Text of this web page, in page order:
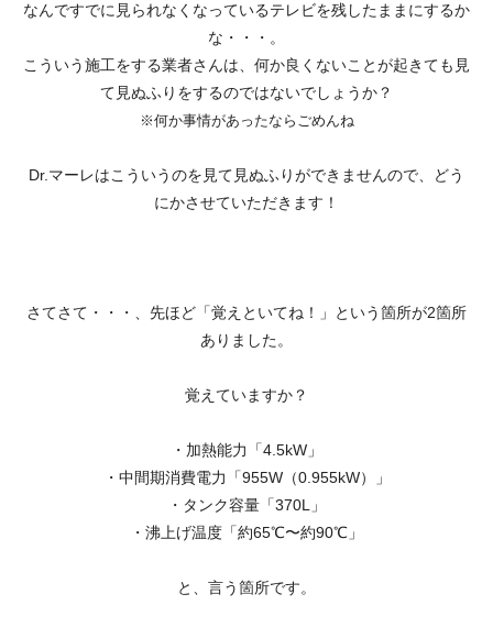
なんですでに見られなくなっているテレビを残したままにするか
な・・・。
こういう施工をする業者さんは、何か良くないことが起きても見
て見ぬふりをするのではないでしょうか？
※何か事情があったならごめんね
Dr.マーレはこういうのを見て見ぬふりができませんので、どう
にかさせていただきます！
さてさて・・・、先ほど「覚えといてね！」という箇所が2箇所
ありました。
覚えていますか？
・加熱能力「4.5kW」
・中間期消費電力「955W（0.955kW）」
・タンク容量「370L」
・沸上げ温度「約65℃〜約90℃」
と、言う箇所です。